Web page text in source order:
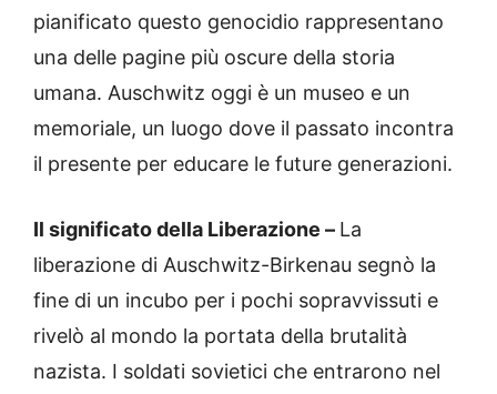
pianificato questo genocidio rappresentano
una delle pagine più oscure della storia
umana. Auschwitz oggi è un museo e un
memoriale, un luogo dove il passato incontra
il presente per educare le future generazioni.
Il significato della Liberazione – La
liberazione di Auschwitz-Birkenau segnò la
fine di un incubo per i pochi sopravvissuti e
rivelò al mondo la portata della brutalità
nazista. I soldati sovietici che entrarono nel